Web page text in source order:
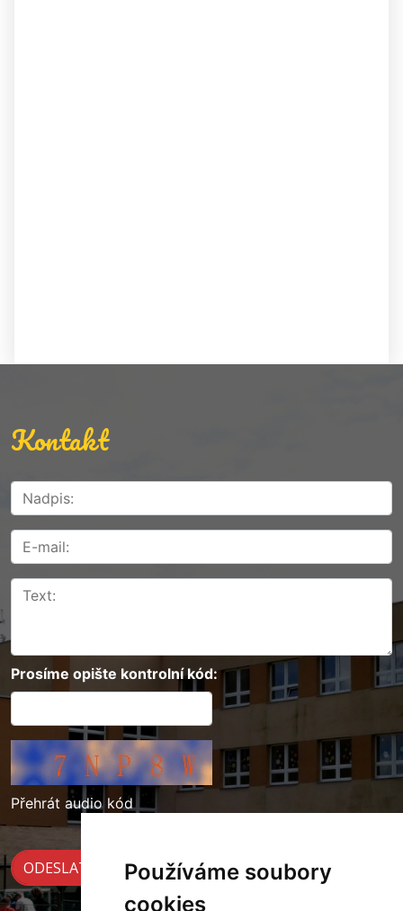
Používáme soubory
cookies
Kontakt
Prosíme opište kontrolní kód:
Přehrát audio kód